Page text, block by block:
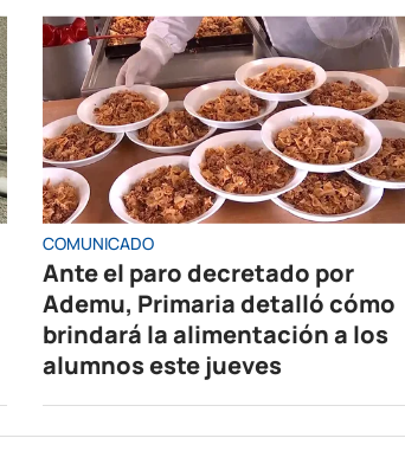
COMUNICADO
Ante el paro decretado por
Ademu, Primaria detalló cómo
brindará la alimentación a los
alumnos este jueves